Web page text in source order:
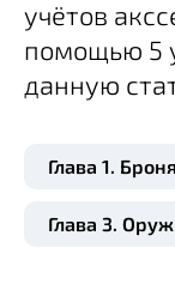
учётов
помощью 5
данную
Глава 1.
Глава 3.